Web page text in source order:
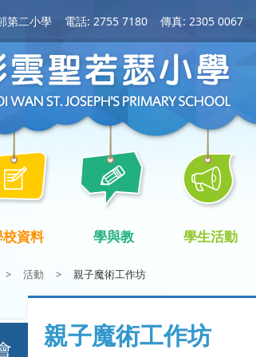
第二小學 電話: 2755 7180 傳真: 2305 0067
校資料 學與教 學生活動
> 活動 > 親子魔術工作坊
親子魔術工作坊